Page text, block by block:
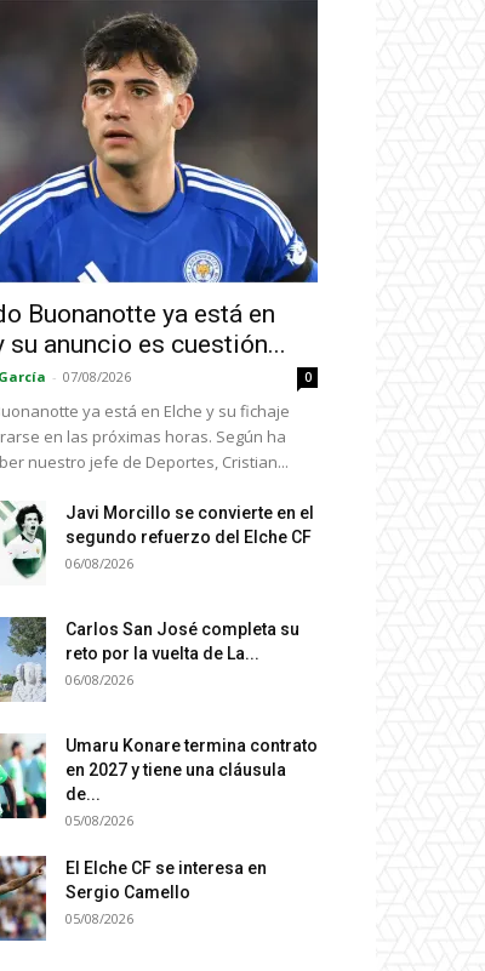
Buonanotte ya está en
su anuncio es cuestión...
- 07/08/2026 0
ya está en Elche y su fichaje
en las próximas horas. Según ha
nuestro jefe de Deportes, Cristian...
Javi Morcillo se convierte en el
segundo refuerzo del Elche CF
06/08/2026
Carlos San José completa su
reto por la vuelta de La...
06/08/2026
Umaru Konare termina contrato
en 2027 y tiene una cláusula
de...
05/08/2026
El Elche CF se interesa en
Sergio Camello
05/08/2026